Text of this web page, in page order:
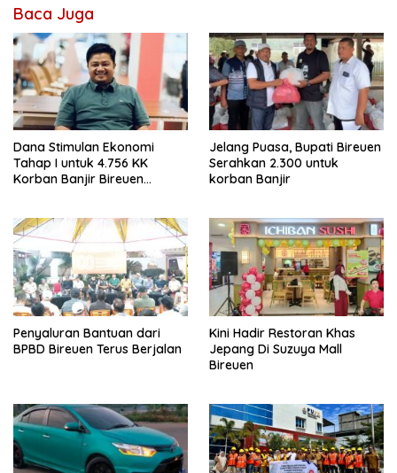
Baca Juga
Dana Stimulan Ekonomi
Tahap I untuk 4.756 KK
Korban Banjir Bireuen
Jelang Puasa, Bupati Bireuen
Serahkan 2.300 untuk
korban Banjir
Penyaluran Bantuan dari
BPBD Bireuen Terus Berjalan
Kini Hadir Restoran Khas
Jepang Di Suzuya Mall
Bireuen